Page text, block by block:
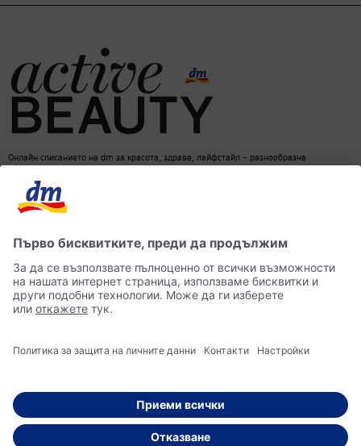
Онлайн списанието на dm за красота, здраве, лайфстайл – разнообразна
dm онлайн магазин Контакти Лични данни
достъпност
© 2026 dm България ЕООД Моят магазин за козметика, парфюмерия, бебешки
продукти, здравословно хранене, стоки за дома, храна за домашни любимци и много
други.